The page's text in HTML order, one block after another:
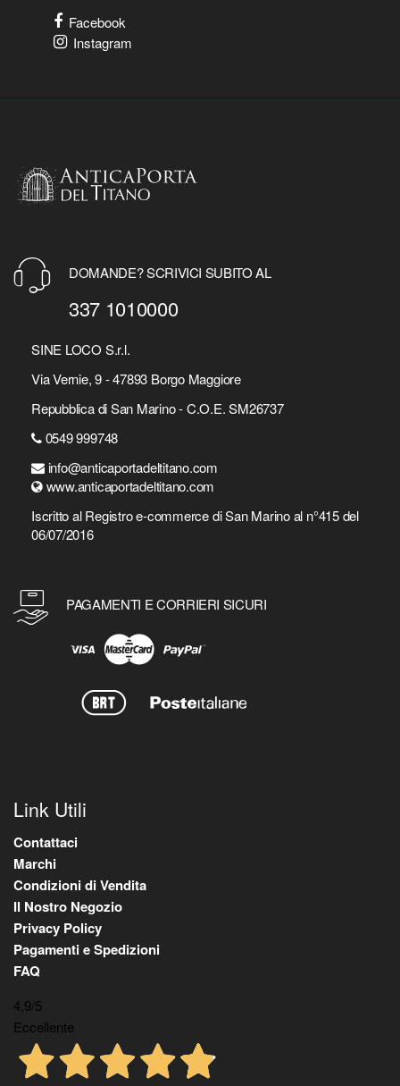
Facebook
Instagram
DOMANDE? SCRIVICI SUBITO AL
337 1010000
SINE LOCO S.r.l.
Via Vernie, 9 - 47893 Borgo Maggiore
Repubblica di San Marino - C.O.E. SM26737
0549 999748
info@anticaportadeltitano.com
www.anticaportadeltitano.com
Iscritto al Registro e-commerce di San Marino al n°415 del
06/07/2016
PAGAMENTI E CORRIERI SICURI
Link Utili
Contattaci
Marchi
Condizioni di Vendita
Il Nostro Negozio
Privacy Policy
Pagamenti e Spedizioni
FAQ
4,9/5
Eccellente